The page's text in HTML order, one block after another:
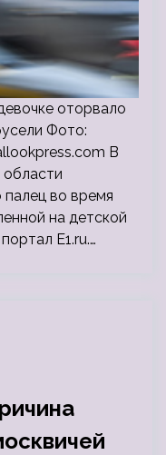
оторвало
Фото:
В
палец во время
на детской
E1.ru.…